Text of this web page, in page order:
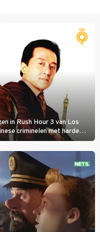
in Rush Hour 3 van Los
criminelen met harde